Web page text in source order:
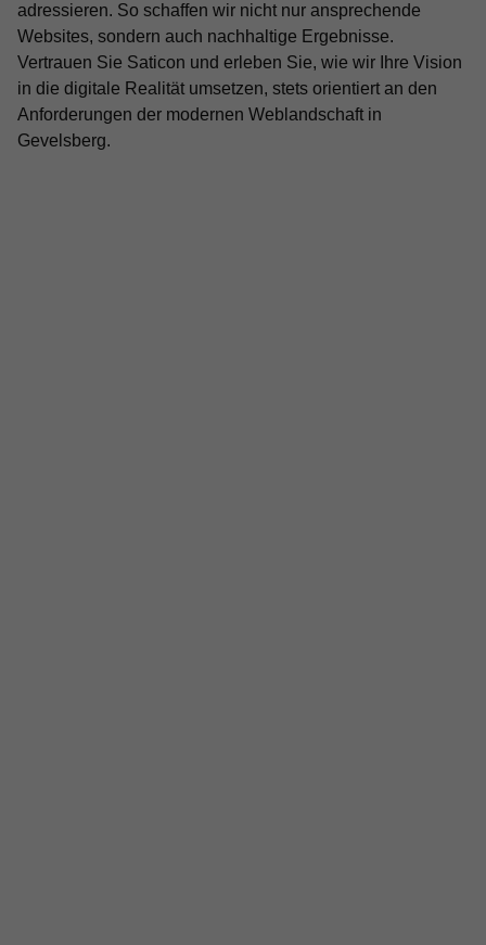
adressieren. So schaffen wir nicht nur ansprechende
Websites, sondern auch nachhaltige Ergebnisse.
Vertrauen Sie Saticon und erleben Sie, wie wir Ihre Vision
in die digitale Realität umsetzen, stets orientiert an den
Anforderungen der modernen Weblandschaft in
Gevelsberg.